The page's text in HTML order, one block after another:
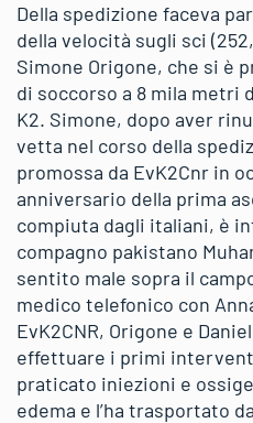
Della spedizione faceva
della velocità sugli sci
Simone Origone, che si è
di soccorso a 8 mila metri
K2. Simone, dopo aver
vetta nel corso della
promossa da EvK2Cnr in
anniversario della prima
compiuta dagli italiani, è
compagno pakistano
sentito male sopra il
medico telefonico con
EvK2CNR, Origone e
effettuare i primi
praticato iniezioni e
edema e l’ha trasportato